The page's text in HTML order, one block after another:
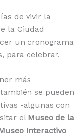
de vivir la
la Ciudad
un cronograma
para celebrar.
más
se pueden
-algunas con
el Museo de la
Interactivo